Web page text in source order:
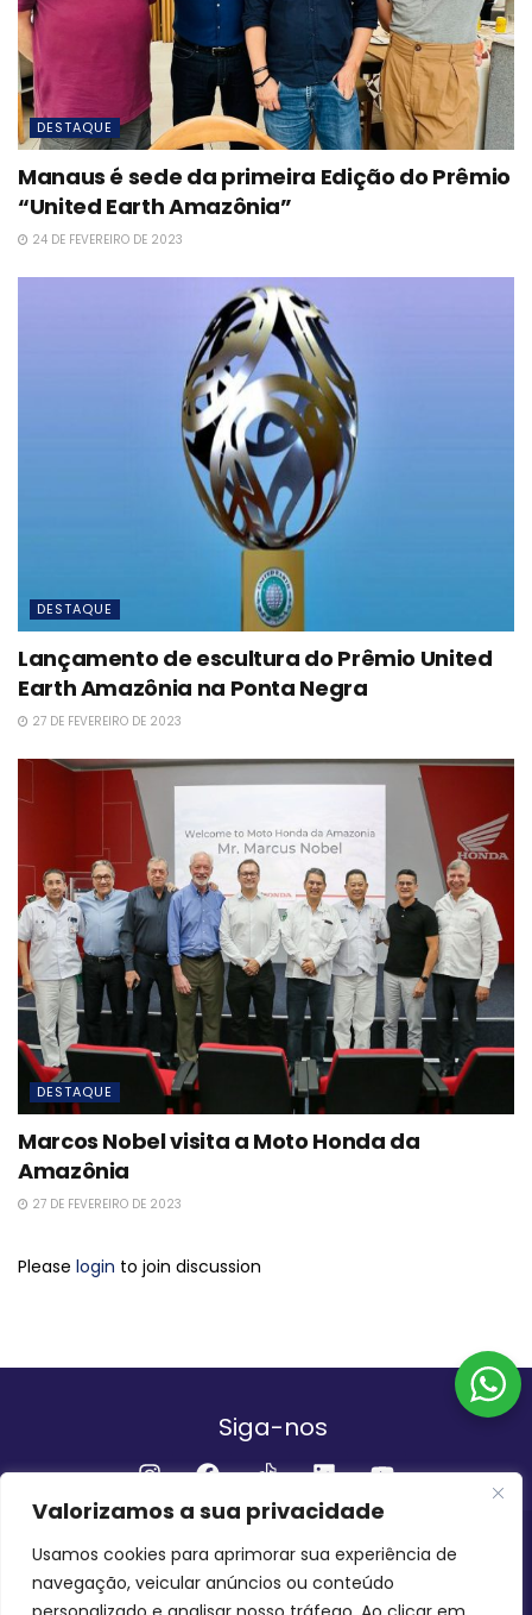
Valorizamos a sua privacidade
Usamos cookies para aprimorar sua experiência de
navegação, veicular anúncios ou conteúdo
DESTAQUE
Manaus é sede da primeira Edição do Prêmio
“United Earth Amazônia”
24 DE FEVEREIRO DE 2023
DESTAQUE
Lançamento de escultura do Prêmio United
Earth Amazônia na Ponta Negra
27 DE FEVEREIRO DE 2023
DESTAQUE
Marcos Nobel visita a Moto Honda da
Amazônia
27 DE FEVEREIRO DE 2023
Please login to join discussion
Siga-nos
Institucional
QUEM SOMOS FALE CONOSCO